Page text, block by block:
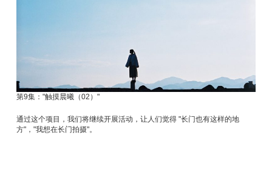
第9集："触摸晨曦（02）"
通过这个项目，我们将继续开展活动，让人们觉得 "长门也有这样的地
方"，"我想在长门拍摄"。